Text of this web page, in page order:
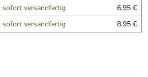
sofort versandfertig
6,95 €
sofort versandfertig 8,95 €